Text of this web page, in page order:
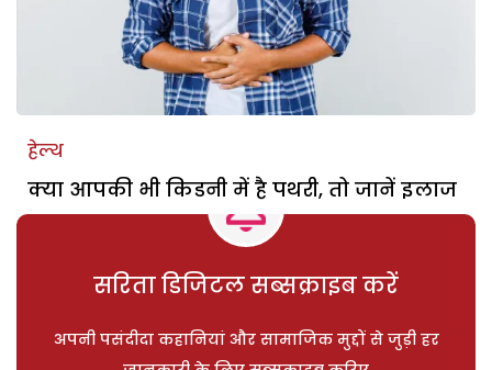
हेल्थ
क्या आपकी भी किडनी में है पथरी, तो जानें इलाज
सरिता डिजिटल सब्सक्राइब करें
अपनी पसंदीदा कहानियां और सामाजिक मुद्दों से जुड़ी हर